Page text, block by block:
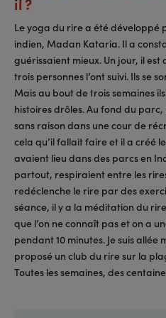
Le yoga du rire a été développé
indien, Madan Kataria. Il a
guérissaient mieux. Un jour, il
trois personnes l’ont suivi. Ils se
Mais au bout de trois semaines
histoires drôles. Au fond du
sans raison dans une cour de
cela qu’il fallait faire et il a créé
avaient lieu dans des parcs en
partout, respiraient entre les
redéclenche le rire par des
séance, il y a la méditation du
que l’on ne connaît pas et on a
pendant 10 minutes. Je suis allée
proposé un club du rire sur la
Toutes les semaines, des